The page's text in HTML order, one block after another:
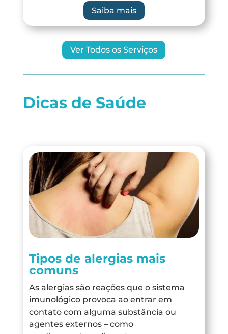
Saiba mais
Ver Todos os Serviços
Dicas de Saúde
Tipos de alergias mais
comuns
As alergias são reações que o sistema
imunológico provoca ao entrar em
contato com alguma substância ou
agentes externos – como